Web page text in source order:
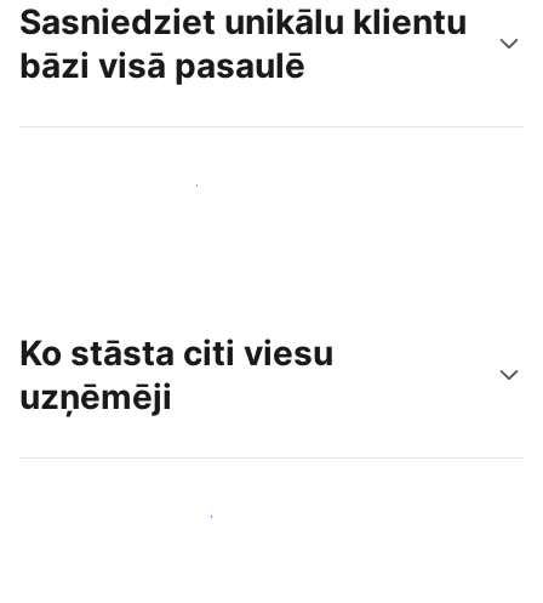
Sasniedziet unikālu klientu
bāzi visā pasaulē
Sasniegt jaunus viesus jau šodien
Ko stāsta citi viesu
uzņēmēji
Pievienoties citiem viesu uzņēmējiem